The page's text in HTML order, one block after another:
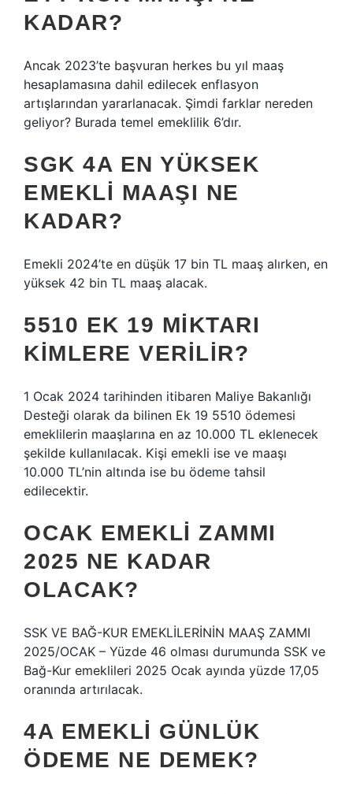
KADAR?
Ancak 2023’te başvuran herkes bu yıl maaş
hesaplamasına dahil edilecek enflasyon
artışlarından yararlanacak. Şimdi farklar nereden
geliyor? Burada temel emeklilik 6’dır.
SGK 4A EN YÜKSEK
EMEKLI MAAŞI NE
KADAR?
Emekli 2024’te en düşük 17 bin TL maaş alırken, en
yüksek 42 bin TL maaş alacak.
5510 EK 19 MIKTARI
KIMLERE VERILIR?
1 Ocak 2024 tarihinden itibaren Maliye Bakanlığı
Desteği olarak da bilinen Ek 19 5510 ödemesi
emeklilerin maaşlarına en az 10.000 TL eklenecek
şekilde kullanılacak. Kişi emekli ise ve maaşı
10.000 TL’nin altında ise bu ödeme tahsil
edilecektir.
OCAK EMEKLI ZAMMI
2025 NE KADAR
OLACAK?
SSK VE BAĞ-KUR EMEKLİLERİNİN MAAŞ ZAMMI
2025/OCAK – Yüzde 46 olması durumunda SSK ve
Bağ-Kur emeklileri 2025 Ocak ayında yüzde 17,05
oranında artırılacak.
4A EMEKLI GÜNLÜK
ÖDEME NE DEMEK?